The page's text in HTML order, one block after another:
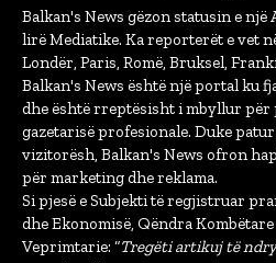
Balkan's News gëzon statusin e një
lirë Mediatike. Ka reporterët e vet
Londër, Paris, Romë, Bruksel,
Balkan's News është një portal ku
dhe është rreptësisht i mbyllur për
gazetarisë profesionale. Duke
vizitorësh, Balkan's News ofron
për marketing dhe reklama.
Si pjesë e Subjekti të regjistruar
dhe Ekonomisë, Qëndra
Veprimtarie: “Tregëti artikuj të